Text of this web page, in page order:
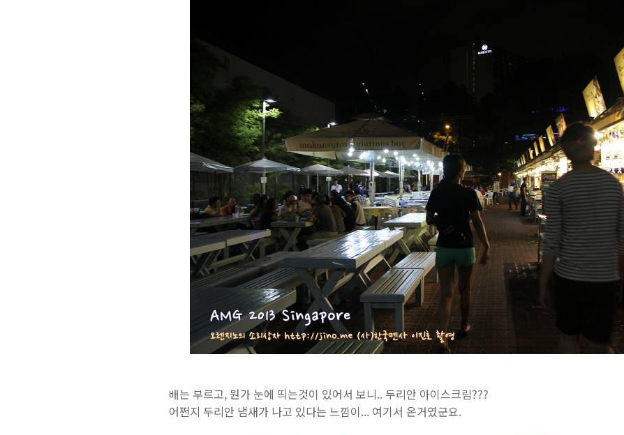
배는 부르고, 뭔가 눈에 띄는것이 있어서 보니.. 두리안 아이스크림???
어쩐지 두리안 냄새가 나고 있다는 느낌이... 여기서 온거였군요.